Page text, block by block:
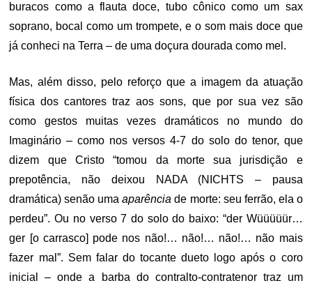
buracos como a flauta doce, tubo cônico como um sax
soprano, bocal como um trompete, e o som mais doce que
já conheci na Terra – de uma doçura dourada como mel.
Mas, além disso, pelo reforço que a imagem da atuação
física dos cantores traz aos sons, que por sua vez são
como gestos muitas vezes dramáticos no mundo do
Imaginário – como nos versos 4-7 do solo do tenor, que
dizem que Cristo “tomou da morte sua jurisdição e
prepotência, não deixou NADA (NICHTS – pausa
dramática) senão umaaparência de morte: seu ferrão, ela o
perdeu”. Ou no verso 7 do solo do baixo: “der Wüüüüür…
ger [o carrasco] pode nos não!… não!… não!… não mais
fazer mal”. Sem falar do tocante dueto logo após o coro
inicial – onde a barba do contralto-contratenor traz um